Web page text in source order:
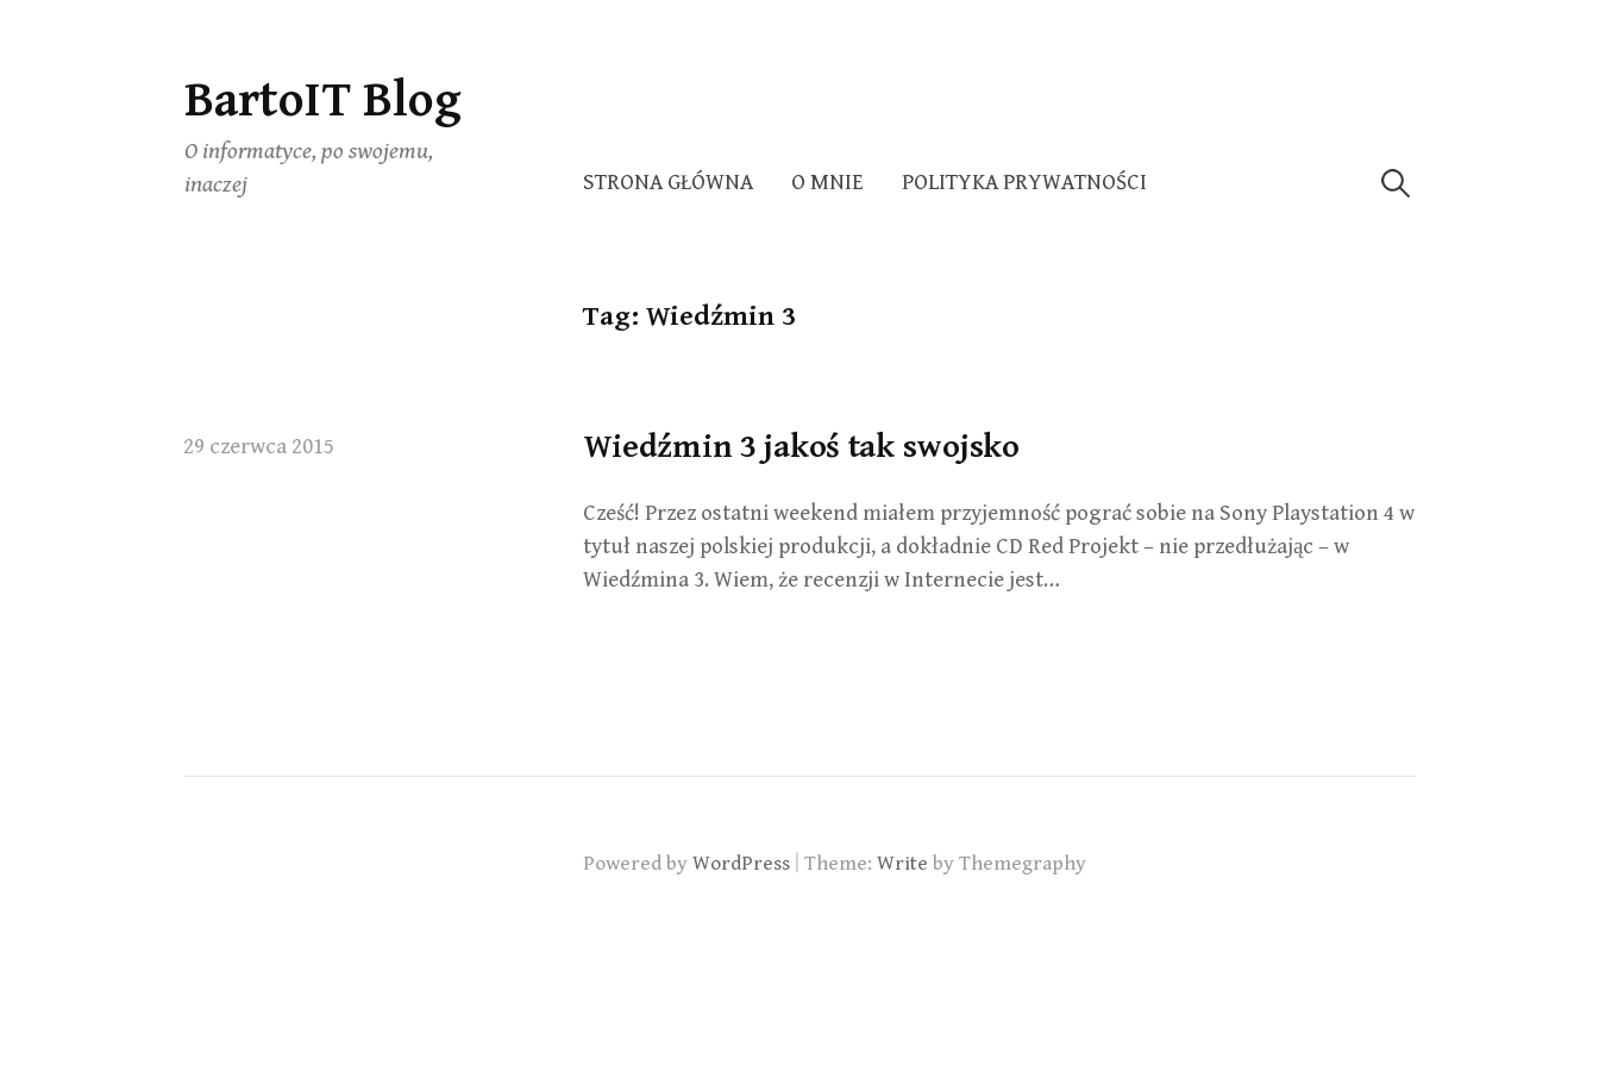
Skip
to
content
BartoIT Blog
O informatyce, po swojemu,
inaczej
STRONA GŁÓWNA O MNIE POLITYKA PRYWATNOŚCI Szukaj:
Tag: Wiedźmin 3
29 czerwca 2015 Wiedźmin 3 jakoś tak swojsko
Cześć! Przez ostatni weekend miałem przyjemność pograć sobie na Sony Playstation 4 w
tytuł naszej polskiej produkcji, a dokładnie CD Red Projekt – nie przedłużając – w
Wiedźmina 3. Wiem, że recenzji w Internecie jest…
Powered by WordPress Theme: Write by Themegraphy